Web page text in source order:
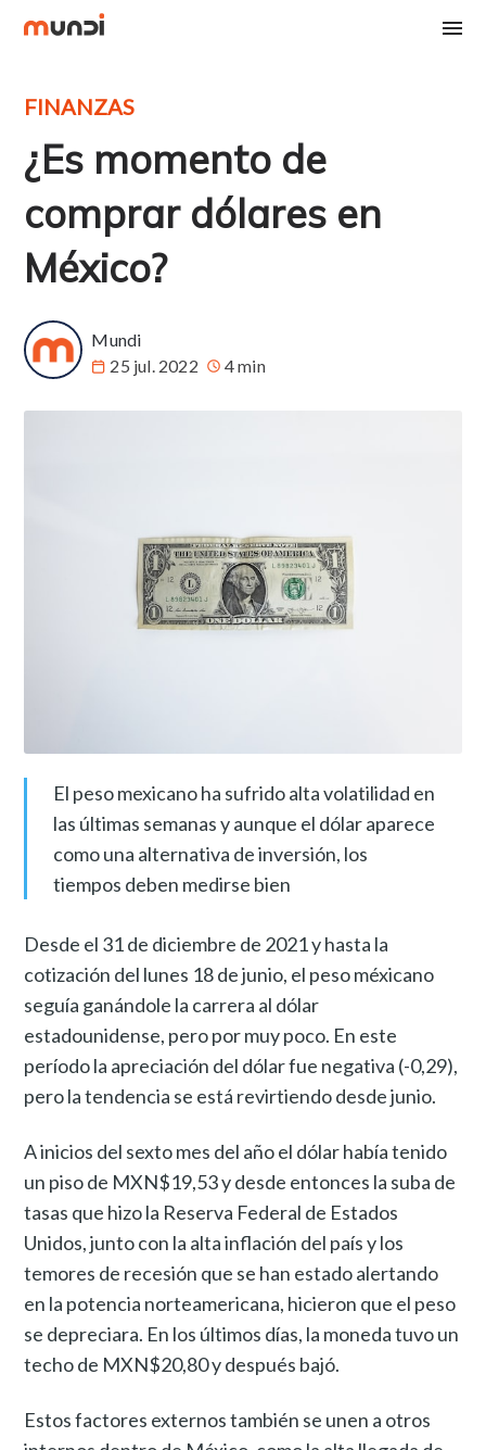
FINANZAS
¿Es momento de
comprar dólares en
México?
Mundi
25 jul. 2022
4 min
El peso mexicano ha sufrido alta volatilidad en
las últimas semanas y aunque el dólar aparece
como una alternativa de inversión, los
tiempos deben medirse bien
Desde el 31 de diciembre de 2021 y hasta la
cotización del lunes 18 de junio, el peso méxicano
seguía ganándole la carrera al dólar
estadounidense, pero por muy poco. En este
período la apreciación del dólar fue negativa (-0,29),
pero la tendencia se está revirtiendo desde junio.
A inicios del sexto mes del año el dólar había tenido
un piso de MXN$19,53 y desde entonces la suba de
tasas que hizo la Reserva Federal de Estados
Unidos, junto con la alta inflación del país y los
temores de recesión que se han estado alertando
en la potencia norteamericana, hicieron que el peso
se depreciara. En los últimos días, la moneda tuvo un
techo de MXN$20,80 y después bajó.
Estos factores externos también se unen a otros